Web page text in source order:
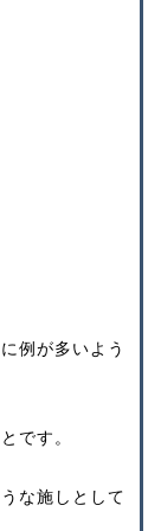
例が多いよう
です。
な施しとして